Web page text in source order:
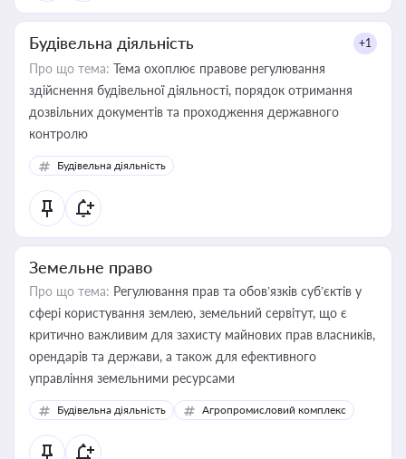
Будівельна діяльність +1
Про що тема: Тема охоплює правове регулювання
здійснення будівельної діяльності, порядок отримання
дозвільних документів та проходження державного
контролю
Будівельна діяльність
Земельне право
Про що тема: Регулювання прав та обов’язків суб’єктів у
сфері користування землею, земельний сервітут, що є
критично важливим для захисту майнових прав власників,
орендарів та держави, а також для ефективного
управління земельними ресурсами
Будівельна діяльність Агропромисловий комплекс